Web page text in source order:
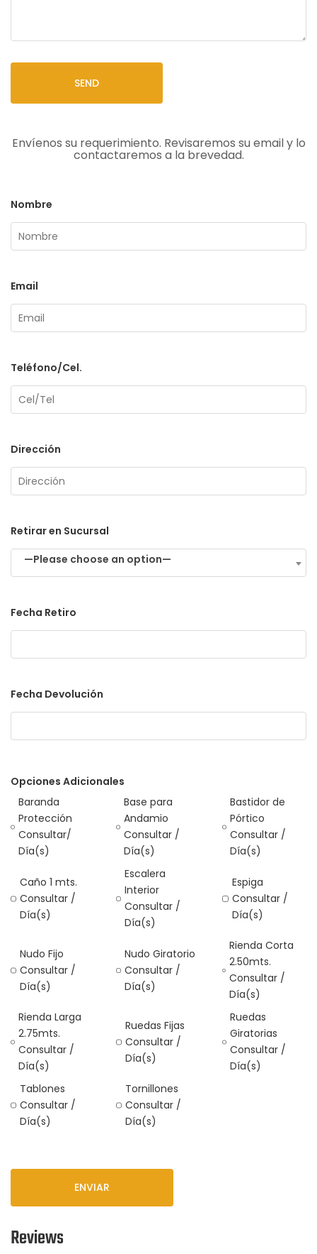
SEND
Envíenos su requerimiento. Revisaremos su email y lo
contactaremos a la brevedad.
Nombre
Email
Teléfono/Cel.
Dirección
Retirar en Sucursal
—Please choose an option—
Fecha Retiro
Fecha Devolución
Opciones Adicionales
Baranda
Protección
Consultar/
Día(s)
Base para
Andamio
Consultar /
Día(s)
Bastidor de
Pórtico
Consultar /
Día(s)
Caño 1 mts.
Consultar /
Día(s)
Escalera
Interior
Consultar /
Día(s)
Espiga
Consultar /
Día(s)
Nudo Fijo
Consultar /
Día(s)
Nudo Giratorio
Consultar /
Día(s)
Rienda Corta
2.50mts.
Consultar /
Día(s)
Rienda Larga
2.75mts.
Consultar /
Día(s)
Ruedas Fijas
Consultar /
Día(s)
Ruedas
Giratorias
Consultar /
Día(s)
Tablones
Consultar /
Día(s)
Tornillones
Consultar /
Día(s)
Reviews